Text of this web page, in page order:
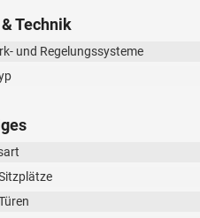
Technik
und Regelungssysteme